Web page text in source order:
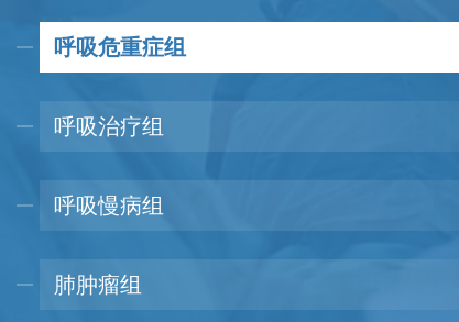
呼吸危重症组
呼吸治疗组
呼吸慢病组
肺肿瘤组